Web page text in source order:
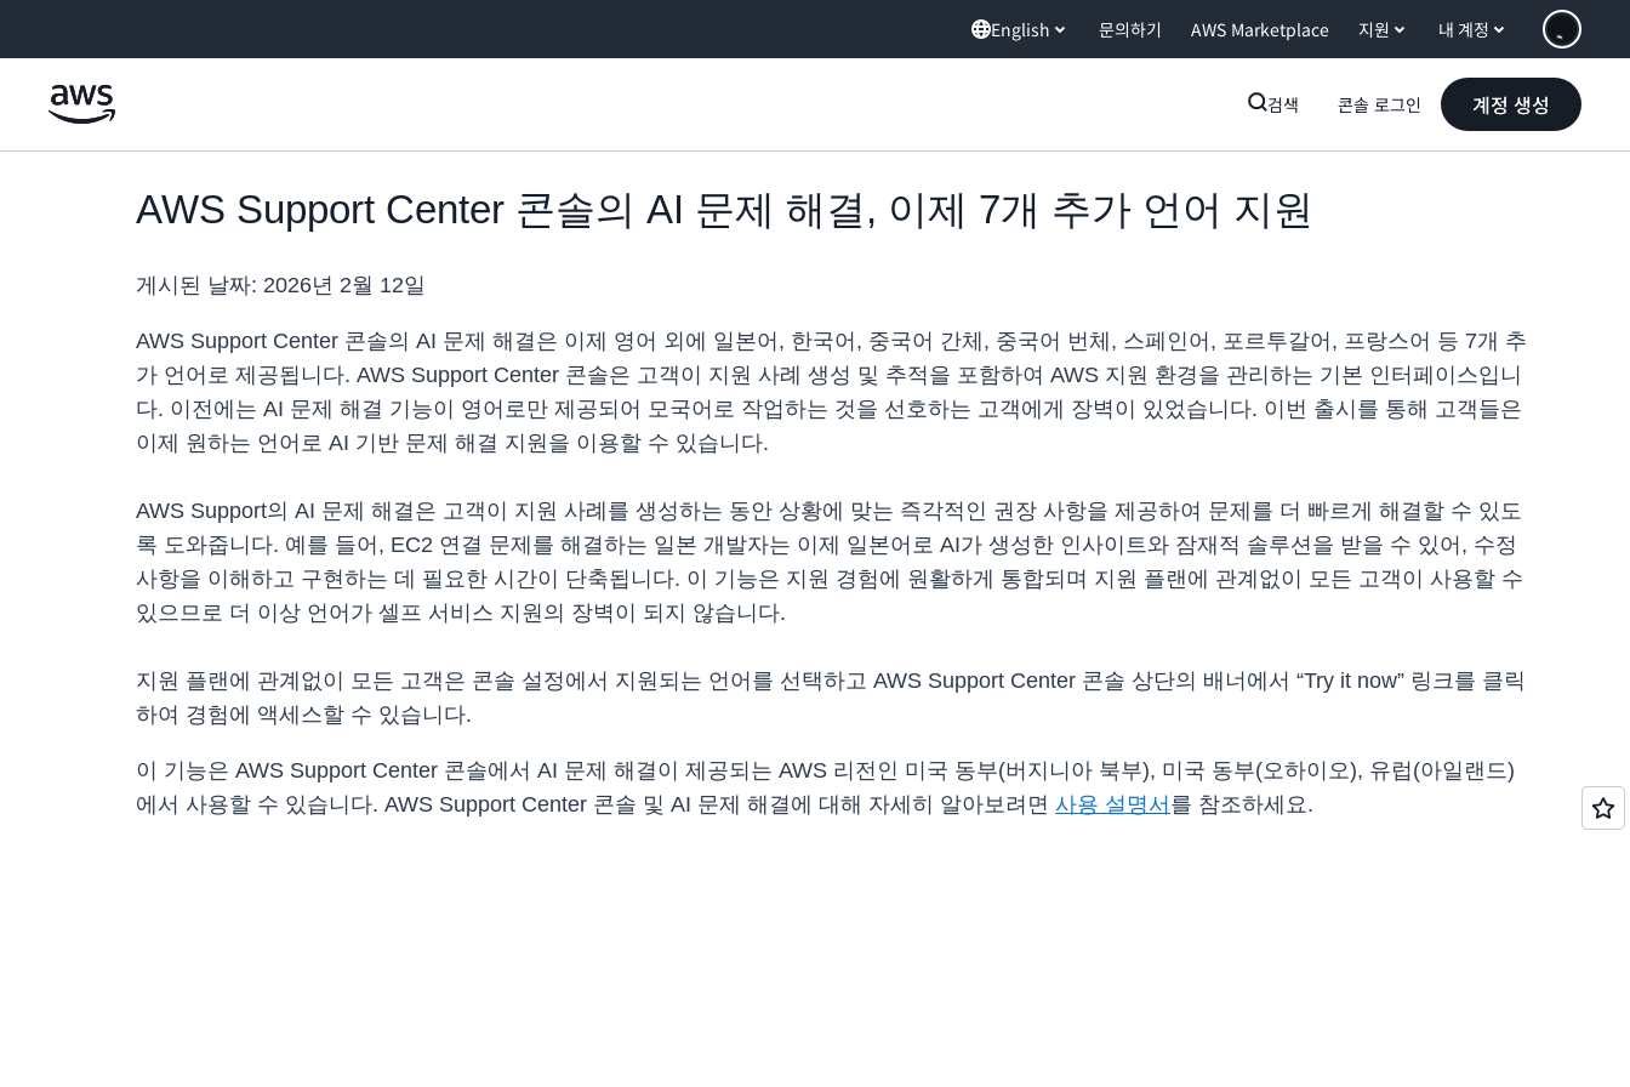
English 문의하기 AWS Marketplace 지원 내 계정
검색 콘솔 로그인 계정 생성
AWS Support Center 콘솔의 AI 문제 해결, 이제 7개 추가 언어 지원
게시된 날짜: 2026년 2월 12일
AWS Support Center 콘솔의 AI 문제 해결은 이제 영어 외에 일본어, 한국어, 중국어 간체, 중국어 번체, 스페인어, 포르투갈어, 프랑스어 등 7개 추
가 언어로 제공됩니다. AWS Support Center 콘솔은 고객이 지원 사례 생성 및 추적을 포함하여 AWS 지원 환경을 관리하는 기본 인터페이스입니
다. 이전에는 AI 문제 해결 기능이 영어로만 제공되어 모국어로 작업하는 것을 선호하는 고객에게 장벽이 있었습니다. 이번 출시를 통해 고객들은
이제 원하는 언어로 AI 기반 문제 해결 지원을 이용할 수 있습니다.
AWS Support의 AI 문제 해결은 고객이 지원 사례를 생성하는 동안 상황에 맞는 즉각적인 권장 사항을 제공하여 문제를 더 빠르게 해결할 수 있도
록 도와줍니다. 예를 들어, EC2 연결 문제를 해결하는 일본 개발자는 이제 일본어로 AI가 생성한 인사이트와 잠재적 솔루션을 받을 수 있어, 수정
사항을 이해하고 구현하는 데 필요한 시간이 단축됩니다. 이 기능은 지원 경험에 원활하게 통합되며 지원 플랜에 관계없이 모든 고객이 사용할 수
있으므로 더 이상 언어가 셀프 서비스 지원의 장벽이 되지 않습니다.
지원 플랜에 관계없이 모든 고객은 콘솔 설정에서 지원되는 언어를 선택하고 AWS Support Center 콘솔 상단의 배너에서 “Try it now” 링크를 클릭
하여 경험에 액세스할 수 있습니다.
이 기능은 AWS Support Center 콘솔에서 AI 문제 해결이 제공되는 AWS 리전인 미국 동부(버지니아 북부), 미국 동부(오하이오), 유럽(아일랜드)
에서 사용할 수 있습니다. AWS Support Center 콘솔 및 AI 문제 해결에 대해 자세히 알아보려면 사용 설명서 를 참조하세요.